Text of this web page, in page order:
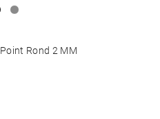
Rond 2 MM